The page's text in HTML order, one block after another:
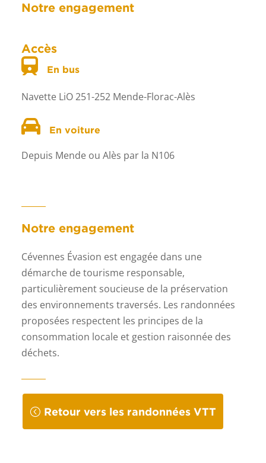
Notre engagement
Accès
En bus
Navette LiO 251-252 Mende-Florac-Alès
En voiture
Depuis Mende ou Alès par la N106
Notre engagement
Cévennes Évasion est engagée dans une
démarche de tourisme responsable,
particulièrement soucieuse de la préservation
des environnements traversés. Les randonnées
proposées respectent les principes de la
consommation locale et gestion raisonnée des
déchets.
Retour vers les randonnées VTT